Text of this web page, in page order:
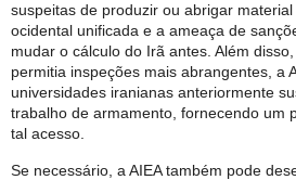
suspeitas de produzir ou abrigar
ocidental unificada e a ameaça de
mudar o cálculo do Irã antes. Além
permitia inspeções mais abrangentes, a
universidades iranianas anteriormente
trabalho de armamento, fornecendo um
tal acesso.
Se necessário, a AIEA também pode